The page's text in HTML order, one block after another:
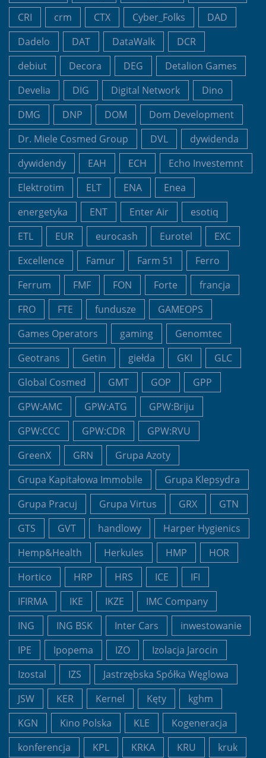
CRI
crm CTX Cyber_Folks
DAD
Dadelo
DAT DataWalk
DCR
debiut
Decora DEG
Detalion Games
Develia
DIG Digital Network
Dino
DMG
DNP DOM
Dom Development
Dr. Miele Cosmed Group
DVL
dywidenda
dywidendy
EAH ECH
Echo Investemnt
Elektrotim
ELT ENA
Enea
energetyka
ENT Enter Air
esotiq
ETL
EUR eurocash Eurotel
EXC
Excellence
Famur Farm 51
Ferro
Ferrum
FMF FON Forte
francja
FRO
FTE fundusze
GAMEOPS
Games Operators
gaming
Genomtec
Geotrans
Getin giełda GKI
GLC
Global Cosmed
GMT GOP
GPP
GPW:AMC
GPW:ATG
GPW:Briju
GPW:CCC
GPW:CDR
GPW:RVU
GreenX
GRN
Grupa Azoty
Grupa Kapitałowa Immobile
Grupa Klepsydra
Grupa Pracuj
Grupa Virtus GRX
GTN
GTS
GVT handlowy
Harper Hygienics
Hemp&Health
Herkules HMP
HOR
Hortico
HRP HRS ICE
IFI
IFIRMA
IKE IKZE
IMC Company
ING
ING BSK Inter Cars
inwestowanie
IPE
Ipopema IZO
Izolacja Jarocin
Izostal
IZS
Jastrzębska Spółka Węglowa
JSW
KER Kernel Kęty
kghm
KGN
Kino Polska KLE
Kogeneracja
konferencja
KPL KRKA KRU kruk